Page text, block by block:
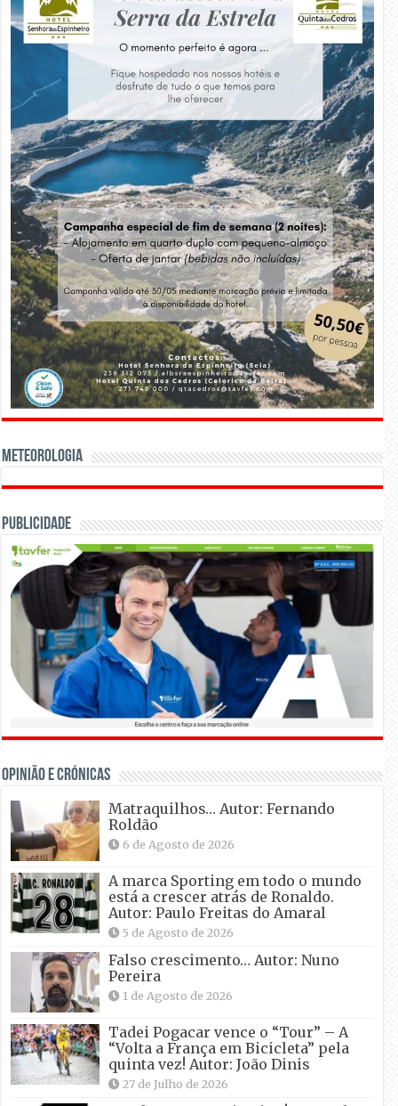
Meteorologia
Publicidade
OPINIÃO E CRÓNICAS
Matraquilhos… Autor: Fernando
Roldão
6 de Agosto de 2026
A marca Sporting em todo o mundo
está a crescer atrás de Ronaldo.
Autor: Paulo Freitas do Amaral
5 de Agosto de 2026
Falso crescimento… Autor: Nuno
Pereira
1 de Agosto de 2026
Tadei Pogacar vence o “Tour” – A
“Volta a França em Bicicleta” pela
quinta vez! Autor: João Dinis
27 de Julho de 2026